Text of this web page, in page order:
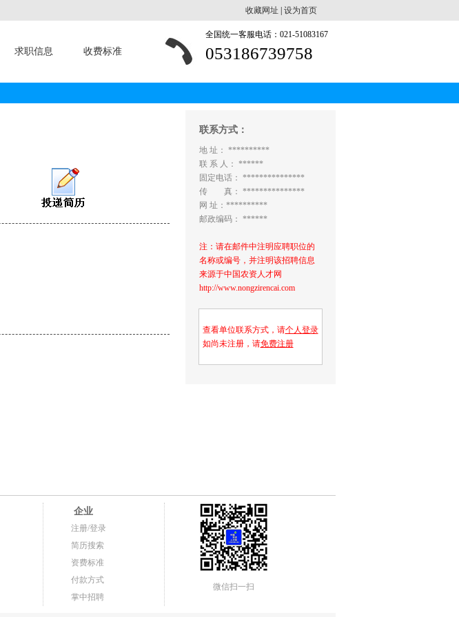
收藏网址 设为首页
求职信息 收费标准
全国统一客服电话：021-51083167
053186739758
联系方式：
地 址： **********
联 系 人： ******
固定电话： ***************
传 真： ***************
网 址：**********
邮政编码： ******
注：请在邮件中注明应聘职位的
名称或编号，并注明该招聘信息
来源于中国农资人才网
http://www.nongzirencai.com
查看单位联系方式，请个人登录
如尚未注册，请免费注册
企业
注册/登录
简历搜索
资费标准
付款方式
掌中招聘
微信扫一扫